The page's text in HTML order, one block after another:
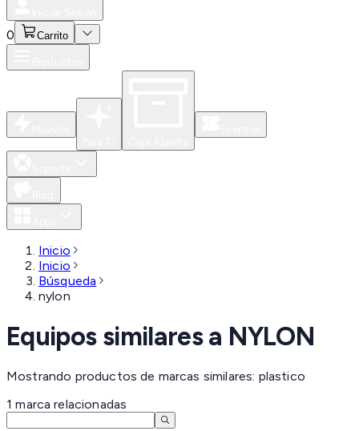
0 Carrito
Inicio
Inicio
Búsqueda
nylon
Equipos similares a NYLON
Mostrando productos de marcas similares: plastico
1 marca relacionadas